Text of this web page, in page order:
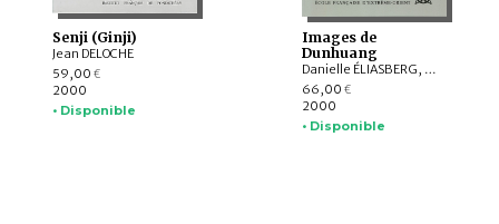
Senji (Ginji)
Jean DELOCHE
59,00 €
2000
• Disponible
Images de
Dunhuang
Danielle ÉLIASBERG, Michel SOYMIÉ, Stephen F. TEISER, Jean-Pierre DREGE, Sarah E. FRASER
66,00 €
2000
• Disponible